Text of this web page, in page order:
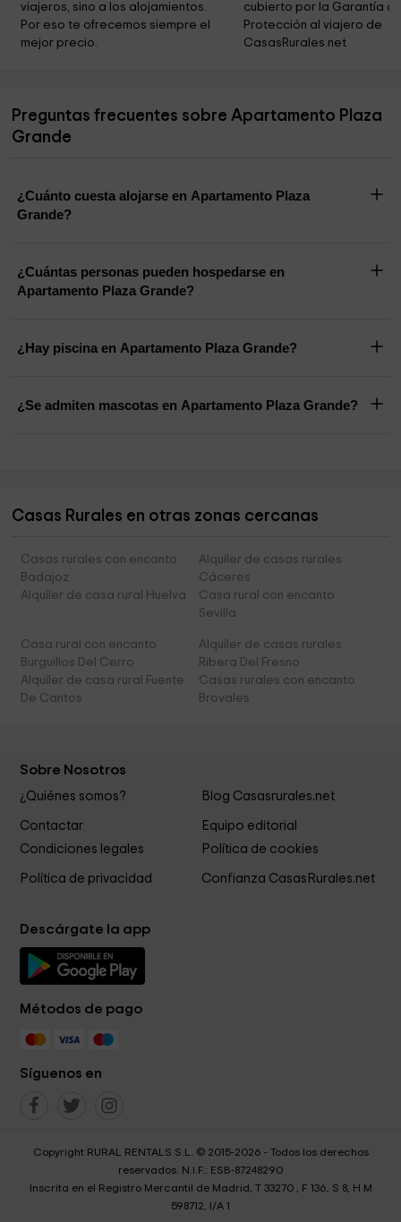
Iglesia Evangélica de Zafra
Parroquia de San Miguel 0,7 km
Ermita de Belén 4,0 km
viajeros, sino a los alojamientos.
Por eso te ofrecemos siempre el
mejor precio.
cubierto por la Garantía
Protección al viajero de
CasasRurales.net
Preguntas frecuentes sobre Apartamento Plaza
Grande
¿Cuánto cuesta alojarse en Apartamento Plaza
Grande?
¿Cuántas personas pueden hospedarse en
Apartamento Plaza Grande?
¿Hay piscina en Apartamento Plaza Grande?
¿Se admiten mascotas en Apartamento Plaza Grande?
Casas Rurales en otras zonas cercanas
Casas rurales con encanto
Badajoz
Alquiler de casas rurales
Cáceres
Alquiler de casa rural Huelva
Casa rural con encanto
Sevilla
Casa rural con encanto
Burguillos Del Cerro
Alquiler de casas rurales
Ribera Del Fresno
Alquiler de casa rural Fuente
De Cantos
Casas rurales con encanto
Brovales
Sobre Nosotros
¿Quiénes somos? Blog Casasrurales.net
Contactar
Equipo editorial
Condiciones legales
Política de cookies
Política de privacidad Confianza CasasRurales.net
Descárgate la app
Métodos de pago
Síguenos en
Copyright RURAL RENTALS S.L. © 2015-2026 - Todos los derechos
reservados. N.I.F.: ESB-87248290
Inscrita en el Registro Mercantil de Madrid, T 33270 , F 136, S 8, H M
598712, I/A 1